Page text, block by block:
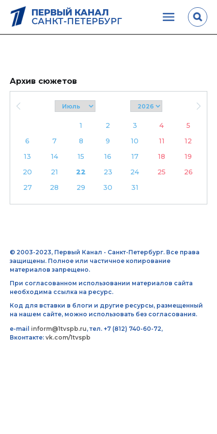
ПЕРВЫЙ КАНАЛ
САНКТ-ПЕТЕРБУРГ
Архив сюжетов
1 2 3 4
5
6
7 8 9 10 11
12
13
14 15 16 17 18
19
20
21 22 23 24 25
26
27
28 29 30 31
© 2003-2023, Первый Канал - Санкт-Петербург. Все права
защищены. Полное или частичное копирование
материалов запрещено.
При согласованном использовании материалов сайта
необходима ссылка на ресурс.
Код для вставки в блоги и другие ресурсы, размещенный
на нашем сайте, можно использовать без согласования.
e-mail inform@1tvspb.ru, тел. +7 (812) 740-60-72,
Вконтакте: vk.com/1tvspb